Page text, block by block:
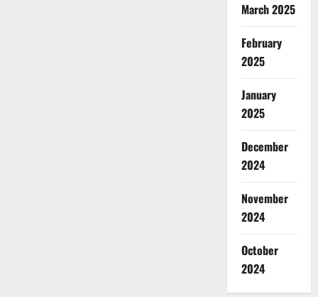
March 2025
February
2025
January
2025
December
2024
November
2024
October
2024